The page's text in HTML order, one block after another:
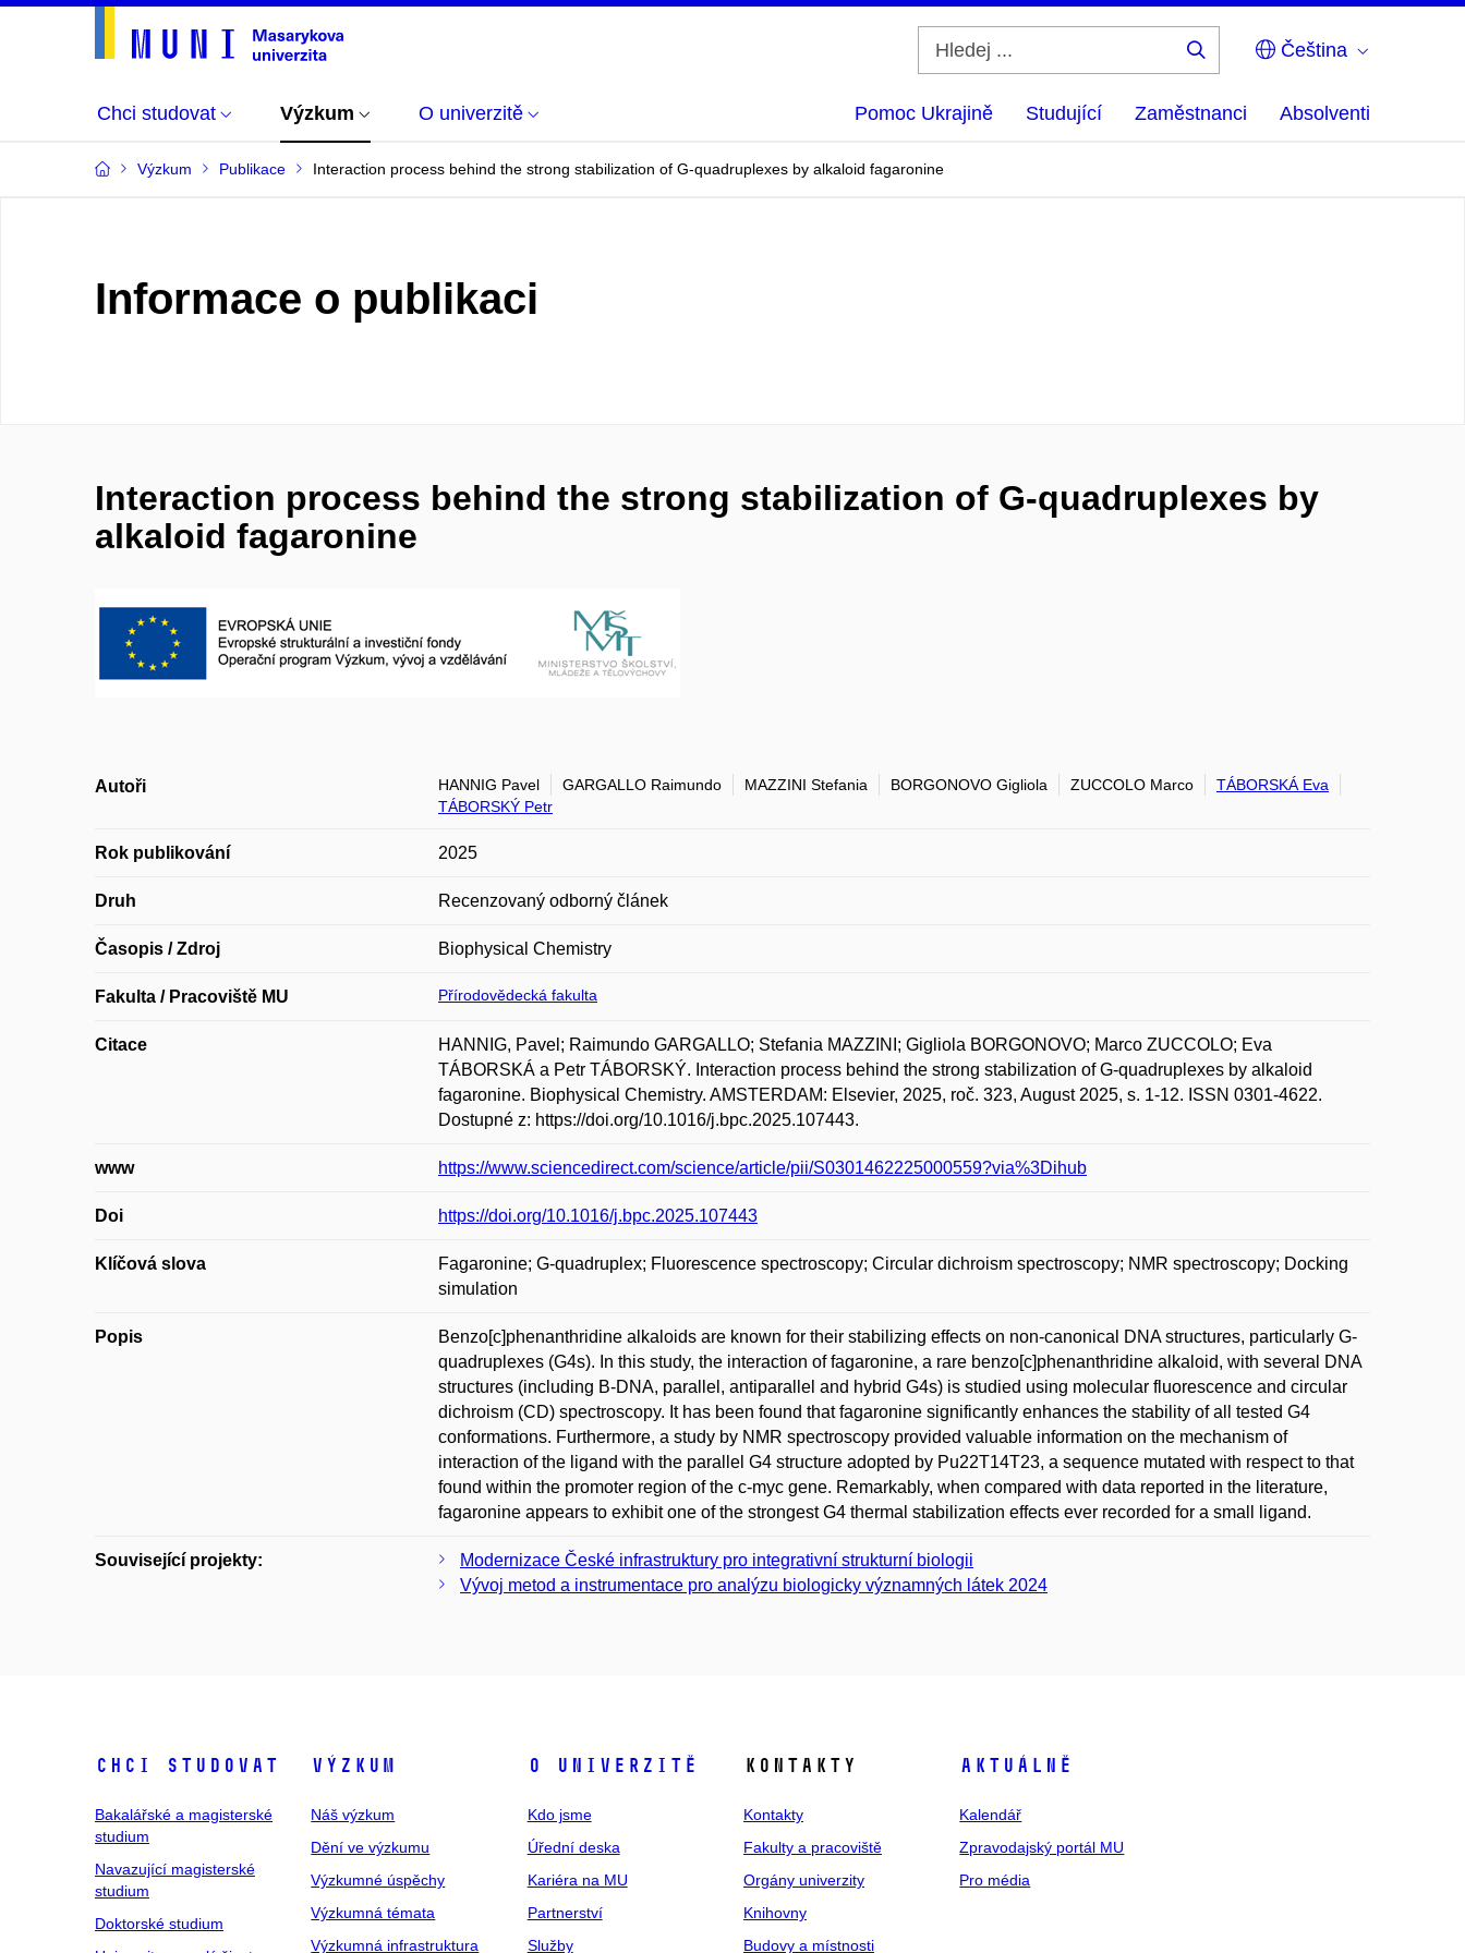
Čeština
Chci studovat Výzkum O univerzitě Pomoc Ukrajině Studující Zaměstnanci Absolventi
Výzkum Publikace Interaction process behind the strong stabilization of G-quadruplexes by alkaloid fagaronine
Informace o publikaci
Interaction process behind the strong stabilization of G-quadruplexes by
alkaloid fagaronine
Autoři HANNIG Pavel GARGALLO Raimundo MAZZINI Stefania BORGONOVO Gigliola ZUCCOLO Marco
TÁBORSKÁ Eva
TÁBORSKÝ Petr
Rok publikování 2025
Druh Recenzovaný odborný článek
Časopis / Zdroj Biophysical Chemistry
Fakulta / Pracoviště MU Přírodovědecká fakulta
Citace
HANNIG, Pavel; Raimundo GARGALLO; Stefania MAZZINI; Gigliola BORGONOVO; Marco ZUCCOLO; Eva
TÁBORSKÁ a Petr TÁBORSKÝ. Interaction process behind the strong stabilization of G-quadruplexes by alkaloid
fagaronine. Biophysical Chemistry. AMSTERDAM: Elsevier, 2025, roč. 323, August 2025, s. 1-12. ISSN 0301-4622.
Dostupné z: https://doi.org/10.1016/j.bpc.2025.107443.
www https://www.sciencedirect.com/science/article/pii/S0301462225000559?via%3Dihub
Doi https://doi.org/10.1016/j.bpc.2025.107443
Klíčová slova
Fagaronine; G-quadruplex; Fluorescence spectroscopy; Circular dichroism spectroscopy; NMR spectroscopy; Docking
simulation
Popis
Benzo[c]phenanthridine alkaloids are known for their stabilizing effects on non-canonical DNA structures, particularly G-
quadruplexes (G4s). In this study, the interaction of fagaronine, a rare benzo[c]phenanthridine alkaloid, with several DNA
structures (including B-DNA, parallel, antiparallel and hybrid G4s) is studied using molecular fluorescence and circular
dichroism (CD) spectroscopy. It has been found that fagaronine significantly enhances the stability of all tested G4
conformations. Furthermore, a study by NMR spectroscopy provided valuable information on the mechanism of
interaction of the ligand with the parallel G4 structure adopted by Pu22T14T23, a sequence mutated with respect to that
found within the promoter region of the c-myc gene. Remarkably, when compared with data reported in the literature,
fagaronine appears to exhibit one of the strongest G4 thermal stabilization effects ever recorded for a small ligand.
Související projekty:
Modernizace České infrastruktury pro integrativní strukturní biologii
Vývoj metod a instrumentace pro analýzu biologicky významných látek 2024
Chci studovat
Bakalářské a magisterské
studium
Navazující magisterské
studium
Doktorské studium
Výzkum
Náš výzkum
Dění ve výzkumu
Výzkumné úspěchy
Výzkumná témata
Výzkumná infrastruktura
O univerzitě
Kdo jsme
Úřední deska
Kariéra na MU
Partnerství
Služby
Kontakty
Kontakty
Fakulty a pracoviště
Orgány univerzity
Knihovny
Budovy a místnosti
Aktuálně
Kalendář
Zpravodajský portál MU
Pro média